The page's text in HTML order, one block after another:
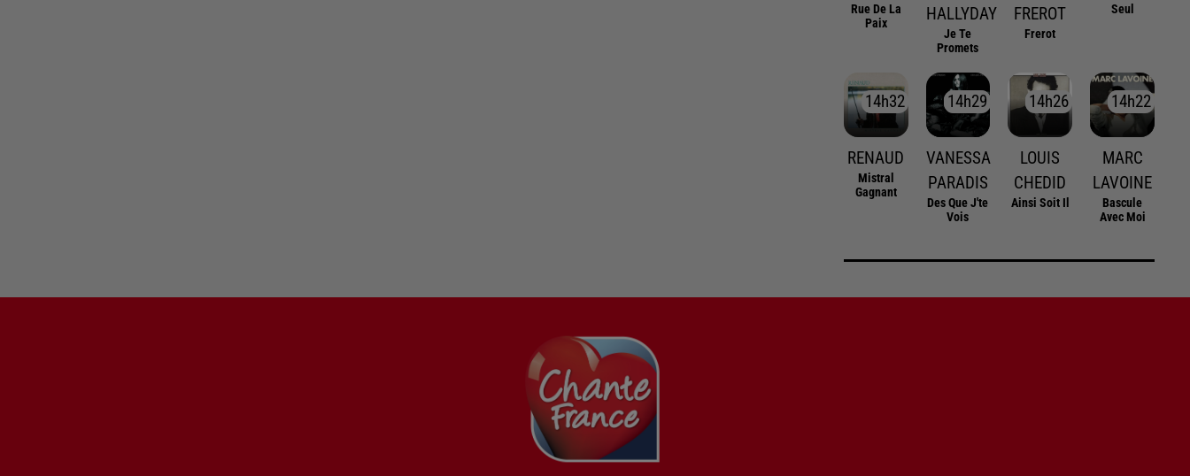
Rue De La
Paix
HALLYDAY
Je Te
Promets
FREROT
Frerot
Seul
14h32
14h32
RENAUD
Mistral
Gagnant
14h29
14h29
VANESSA
PARADIS
Des Que J'te
Vois
14h26
14h26
LOUIS
CHEDID
Ainsi Soit Il
14h22
14h22
MARC
LAVOINE
Bascule
Avec Moi